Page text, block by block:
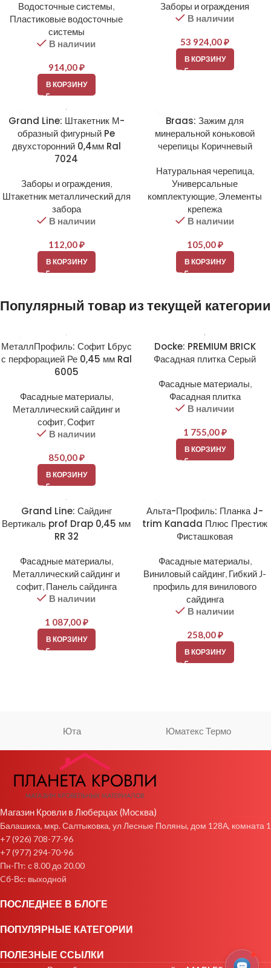
Водосточные системы,
Пластиковые водосточные
системы
В наличии
914,00₽
В КОРЗИНУ
Заборы и ограждения
В наличии
53 924,00₽
В КОРЗИНУ
Grand Line: Штакетник М-
образный фигурный Pe
двухсторонний 0,4мм Ral
7024
Заборы и ограждения,
Штакетник металлический для
забора
В наличии
112,00₽
В КОРЗИНУ
Braas: Зажим для
минеральной коньковой
черепицы Коричневый
Натуральная черепица,
Универсальные
комплектующие, Элементы
крепежа
В наличии
105,00₽
В КОРЗИНУ
Популярный товар из текущей категории
МеталлПрофиль: Софит Lбрус
с перфорацией Ре 0,45 мм Ral
6005
Фасадные материалы,
Металлический сайдинг и
софит,Софит
В наличии
850,00₽
В КОРЗИНУ
Docke: PREMIUM BRICK
Фасадная плитка Серый
Фасадные материалы,
Фасадная плитка
В наличии
1 755,00₽
В КОРЗИНУ
Grand Line: Сайдинг
Вертикаль prof Drap 0,45 мм
RR 32
Фасадные материалы,
Металлический сайдинг и
софит, Панель сайдинга
В наличии
1 087,00₽
В КОРЗИНУ
Альта-Профиль: Планка J-
trim Kanada Плюс Престиж
Фисташковая
Фасадные материалы,
Виниловый сайдинг, Гибкий J-
профиль для винилового
сайдинга
В наличии
258,00₽
В КОРЗИНУ
Юта Юматекс Термо
Магазин Кровли в Люберцах (Москва)
Балашиха, мкр. Салтыковка, ул Лесные Поляны, дом 128А, комната 1
+7 (926) 708-77-96
+7 (977) 294-70-96
Пн-Пт: с 8.00 до 20.00
Cб-Вс: выходной
ПОСЛЕДНЕЕ В БЛОГЕ
ПОПУЛЯРНЫЕ КАТЕГОРИИ
ПОЛЕЗНЫЕ ССЫЛКИ